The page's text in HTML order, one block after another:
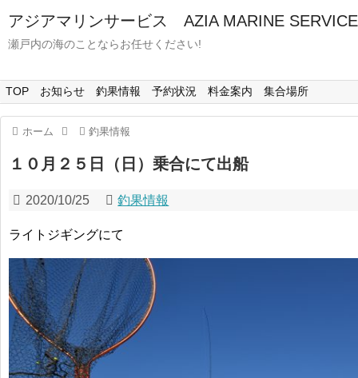
アジアマリンサービス AZIA MARINE SERVICE
瀬戸内の海のことならお任せください!
TOP お知らせ 釣果情報 予約状況 料金案内 集合場所
ホーム 釣果情報
１０月２５日（日）乗合にて出船
2020/10/25 釣果情報
ライトジギングにて